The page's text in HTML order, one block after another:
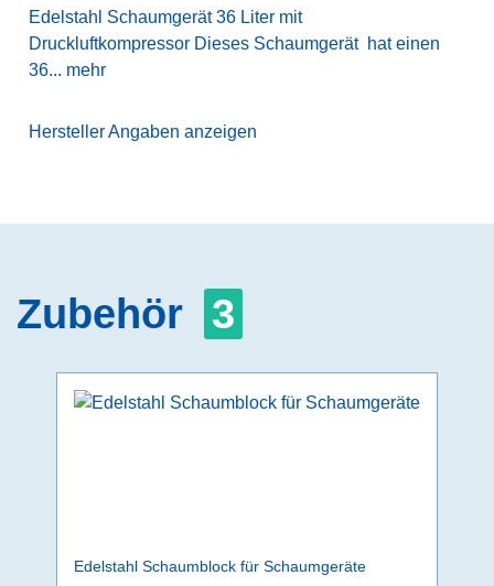
Edelstahl Schaumgerät 36 Liter mit
Druckluftkompressor Dieses Schaumgerät hat einen
36... mehr
Hersteller Angaben anzeigen
Zubehör 3
Edelstahl Schaumblock für Schaumgeräte